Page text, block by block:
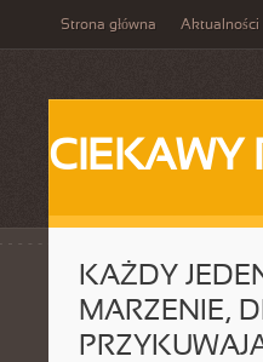
Strona główna Aktualności
CIEKAWY
KAŻDY
MARZENIE,